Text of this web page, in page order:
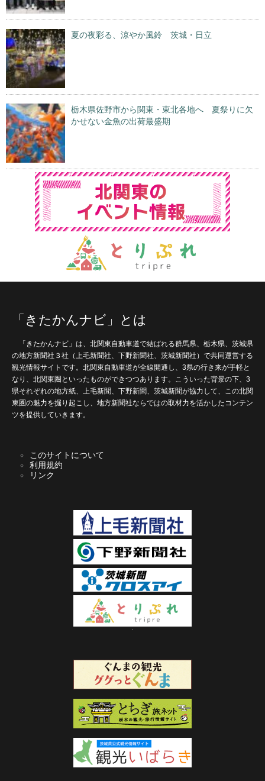
夏の夜彩る、涼やか風鈴 茨城・日立
栃木県佐野市から関東・東北各地へ 夏祭りに欠
かせない金魚の出荷最盛期
「きたかんナビ」とは
「きたかんナビ」は、北関東自動車道で結ばれる群馬県、栃木県、茨城県
の地方新聞社３社（上毛新聞社、下野新聞社、茨城新聞社）で共同運営する
観光情報サイトです。北関東自動車道が全線開通し、3県の行き来が手軽と
なり、北関東圏といったものができつつあります。こういった背景の下、3
県それぞれの地方紙、上毛新聞、下野新聞、茨城新聞が協力して、この北関
東圏の魅力を掘り起こし、地方新聞社ならではの取材力を活かしたコンテン
ツを提供していきます。
このサイトについて
利用規約
リンク